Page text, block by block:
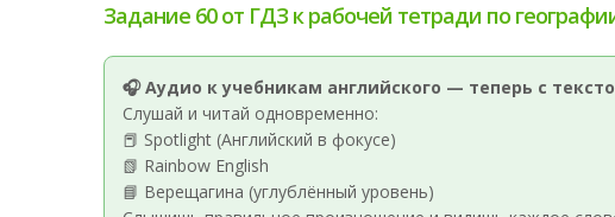
Задание 60 от ГДЗ к рабочей тетради по
🎧 Аудио к учебникам английского — теперь с
Слушай и читай одновременно:
📕 Spotlight (Английский в фокусе)
📗 Rainbow English
📘 Верещагина (углублённый уровень)